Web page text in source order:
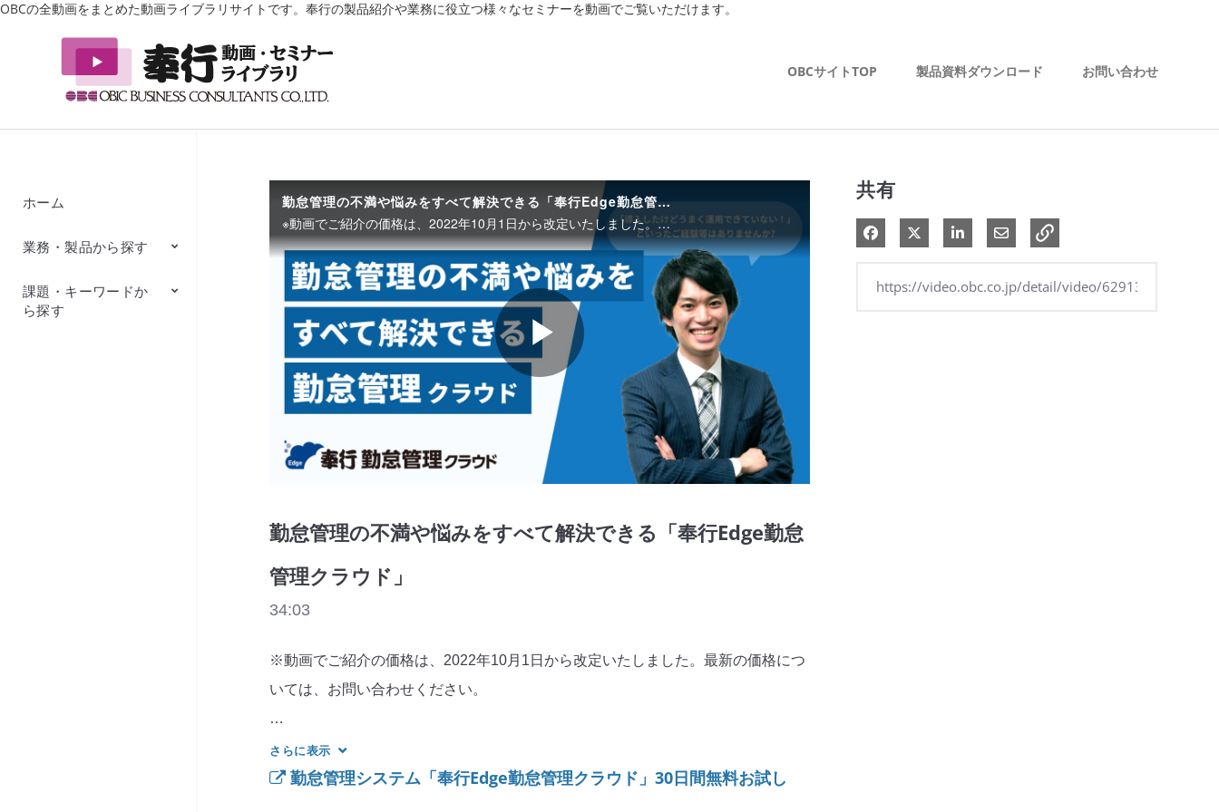
OBCの全動画をまとめた動画ライブラリサイトです。奉行の製品紹介や業務に役立つ様々なセミナーを動画でご覧いただけます。
OBCサイトTOP 製品資料ダウンロード お問い合わせ
ホーム
業務・製品から探す
経理・会計・財務・
税務
人事・総務・労務
販売・仕入・在庫管
理
課題・キーワードか
ら探す
勤怠管理の不満や悩みをすべて解決できる「奉行Edge勤怠管理クラウド」
※動画でご紹介の価格は、2022年10月1日から改定いたしました。最新の価格については、お問い合わせください。 今、世の中には約160種類の勤怠管理システムがあるといわれています。どれを選べばいいかわからない、導入したけどうまく運用できていない、といったご経験はありませんでしょうか。他の勤怠管理システムにはない、勤怠管理における不満・悩みをすべて解決できる「奉行Edge 勤怠管理クラウド」についてご紹介します。 株式会社オービックビジネスコンサルタント
Play
Video
勤怠管理の不満や悩みをすべて解決できる「奉行Edge勤怠
管理クラウド」
34:03
※動画でご紹介の価格は、2022年10月1日から改定いたしました。最新の価格につ
いては、お問い合わせください。
今、世の中には約160種類の勤怠管理システムがあるといわれています。どれを選
べばいいかわからない、導入したけどうまく運用できていない、といったご経験は
さらに表示
勤怠管理システム「奉行Edge勤怠管理クラウド」30日間無料お試し
共有
Facebook で共有
Xで共有する
LinkedIn で共有
電子メールで共有